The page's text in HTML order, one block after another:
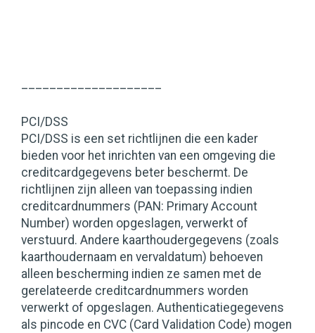
PCI/DSS
PCI/DSS is een set richtlijnen die een kader
bieden voor het inrichten van een omgeving die
creditcardgegevens beter beschermt. De
richtlijnen zijn alleen van toepassing indien
creditcardnummers (PAN: Primary Account
Number) worden opgeslagen, verwerkt of
verstuurd. Andere kaarthoudergegevens (zoals
kaarthoudernaam en vervaldatum) behoeven
alleen bescherming indien ze samen met de
gerelateerde creditcardnummers worden
verwerkt of opgeslagen. Authenticatiegegevens
als pincode en CVC (Card Validation Code) mogen